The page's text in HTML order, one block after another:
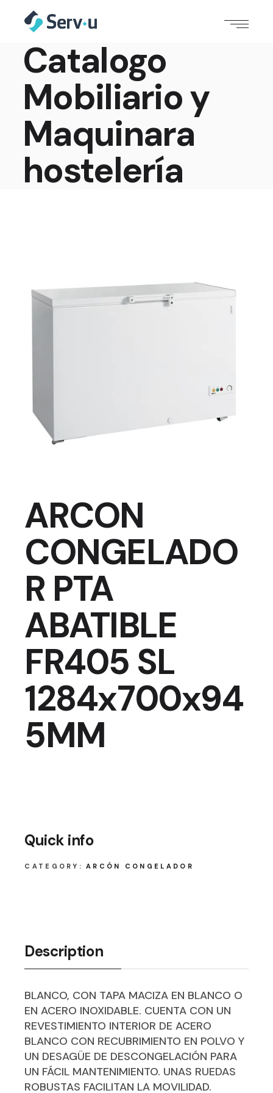
Catalogo
Mobiliario y
Maquinara
hostelería
ARCON
CONGELADO
R PTA
ABATIBLE
FR405 SL
1284x700x94
5MM
Quick info
CATEGORY: ARCÓN CONGELADOR
Description
BLANCO, CON TAPA MACIZA EN BLANCO O
EN ACERO INOXIDABLE. CUENTA CON UN
REVESTIMIENTO INTERIOR DE ACERO
BLANCO CON RECUBRIMIENTO EN POLVO Y
UN DESAGÜE DE DESCONGELACIÓN PARA
UN FÁCIL MANTENIMIENTO. UNAS RUEDAS
ROBUSTAS FACILITAN LA MOVILIDAD.